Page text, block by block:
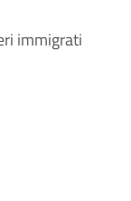
immigrati